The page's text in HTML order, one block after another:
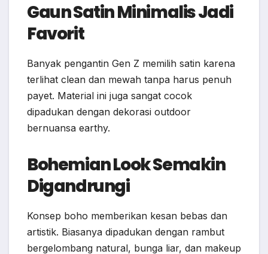
Gaun Satin Minimalis Jadi
Favorit
Banyak pengantin Gen Z memilih satin karena
terlihat clean dan mewah tanpa harus penuh
payet. Material ini juga sangat cocok
dipadukan dengan dekorasi outdoor
bernuansa earthy.
Bohemian Look Semakin
Digandrungi
Konsep boho memberikan kesan bebas dan
artistik. Biasanya dipadukan dengan rambut
bergelombang natural, bunga liar, dan makeup